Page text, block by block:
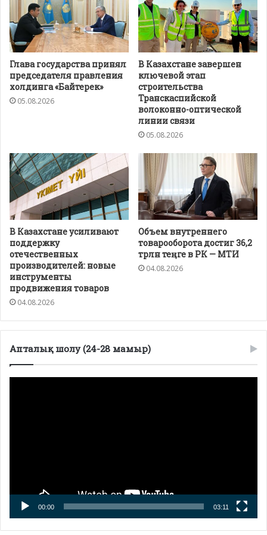
Глава государства принял
председателя правления
холдинга «Байтерек»
05.08.2026
В Казахстане завершен
ключевой этап
строительства
Транскаспийской
волоконно-оптической
линии связи
05.08.2026
В Казахстане усиливают
поддержку
отечественных
производителей: новые
инструменты
продвижения товаров
04.08.2026
Объем внутреннего
товарооборота достиг 36,2
трлн теңге в РК — МТИ
04.08.2026
Апталық шолу (24-28 мамыр)
00:00 03:11